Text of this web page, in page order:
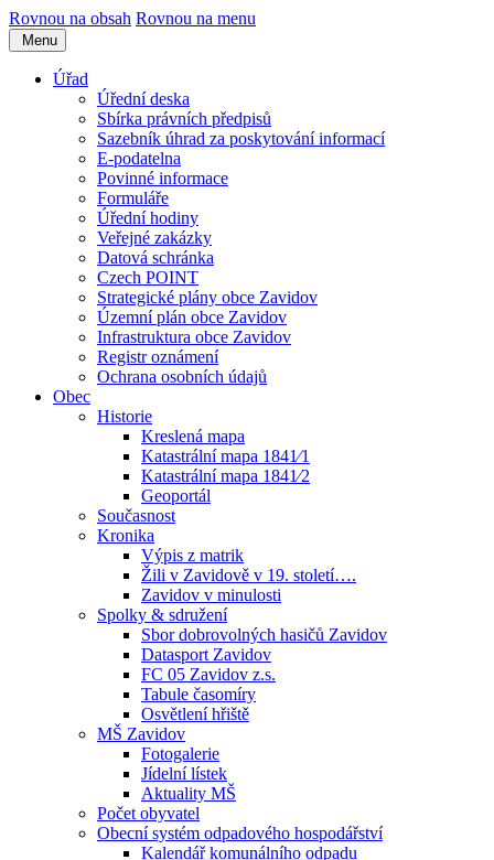
Rovnou na obsah Rovnou na menu
Menu
Úřad
Úřední deska
Sbírka právních předpisů
Sazebník úhrad za poskytování informací
E-podatelna
Povinné informace
Formuláře
Úřední hodiny
Veřejné zakázky
Datová schránka
Czech POINT
Strategické plány obce Zavidov
Územní plán obce Zavidov
Infrastruktura obce Zavidov
Registr oznámení
Ochrana osobních údajů
Obec
Historie
Kreslená mapa
Katastrální mapa 1841⁄1
Katastrální mapa 1841⁄2
Geoportál
Současnost
Kronika
Výpis z matrik
Žili v Zavidově v 19. století….
Zavidov v minulosti
Spolky & sdružení
Sbor dobrovolných hasičů Zavidov
Datasport Zavidov
FC 05 Zavidov z.s.
Tabule časomíry
Osvětlení hřiště
MŠ Zavidov
Fotogalerie
Jídelní lístek
Aktuality MŠ
Počet obyvatel
Obecní systém odpadového hospodářství
Kalendář komunálního odpadu